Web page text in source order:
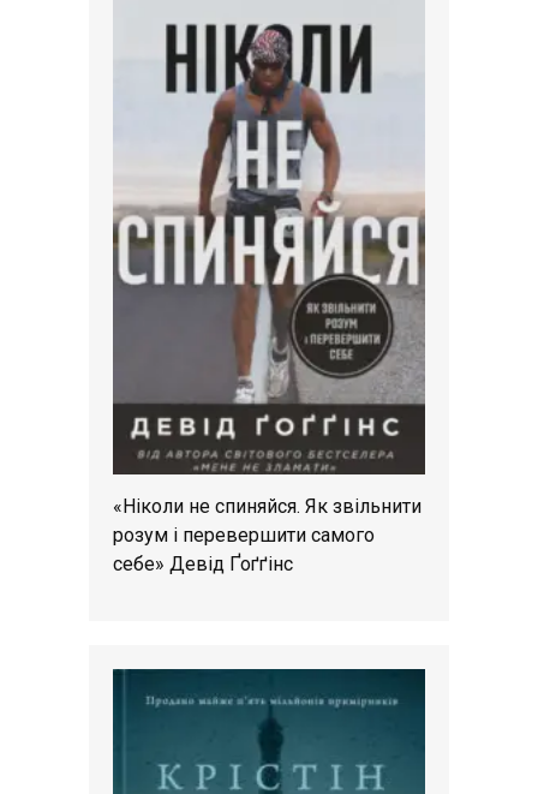
«Ніколи не спиняйся. Як звільнити
розум і перевершити самого
себе» Девід Ґоґґінс